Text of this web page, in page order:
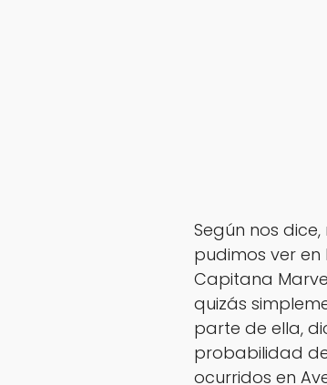
Según nos
pudimos ver en
Capitana
quizás
parte de ella,
probabilidad
ocurridos en